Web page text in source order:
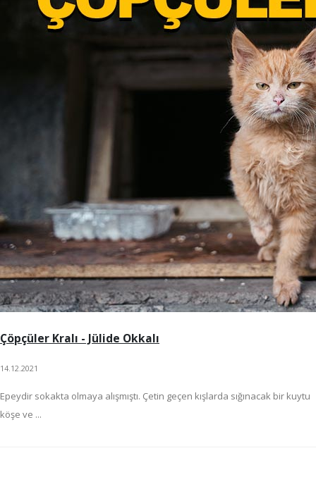
Çöpçüler Kralı - Jülide Okkalı
14.12.2021
Epeydir sokakta olmaya alışmıştı. Çetin geçen kışlarda sığınacak bir kuytu
köşe ve ...